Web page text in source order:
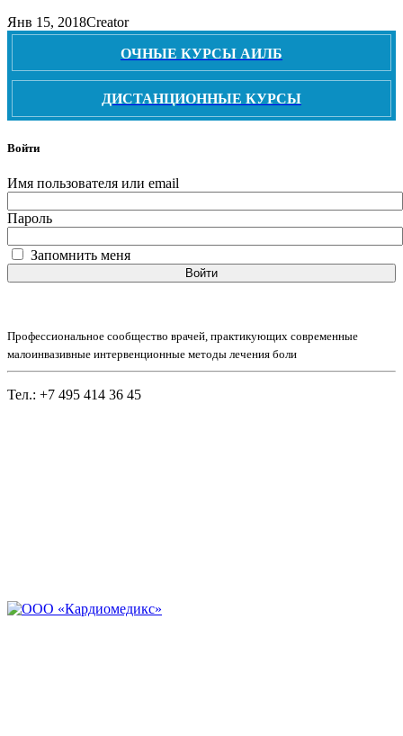
Янв 15, 2018Creator
ОЧНЫЕ КУРСЫ АИЛБ
ДИСТАНЦИОННЫЕ КУРСЫ
Войти
Имя пользователя или email
Пароль
Запомнить меня
Войти
Профессиональное сообщество врачей, практикующих современные
малоинвазивные интервенционные методы лечения боли
Тел.: +7 495 414 36 45